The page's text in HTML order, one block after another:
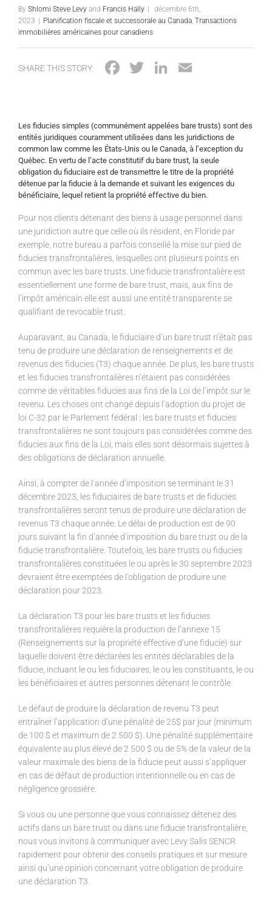
By Shlomi Steve Levy and Francis Hally
décembre 6th,
2023
Planification fiscale et successorale au Canada, Transactions
immobilières américaines pour canadiens
SHARE THIS STORY: Facebook
TwitterLinkedIn
Les fiducies simples (communément appelées bare trusts) sont des
entités juridiques couramment utilisées dans les juridictions de
common law comme les États-Unis ou le Canada, à l’exception du
Québec. En vertu de l’acte constitutif du bare trust, la seule
obligation du fiduciaire est de transmettre le titre de la propriété
détenue par la fiducie à la demande et suivant les exigences du
bénéficiaire, lequel retient la propriété effective du bien.
Pour nos clients détenant des biens à usage personnel dans
une juridiction autre que celle où ils résident, en Floride par
exemple, notre bureau a parfois conseillé la mise sur pied de
fiducies transfrontalières, lesquelles ont plusieurs points en
commun avec les bare trusts. Une fiducie transfrontalière est
essentiellement une forme de bare trust, mais, aux fins de
l’impôt américain elle est aussi une entité transparente se
qualifiant de revocable trust.
Auparavant, au Canada, le fiduciaire d’un bare trust n’était pas
tenu de produire une déclaration de renseignements et de
revenus des fiducies (T3) chaque année. De plus, les bare trusts
et les fiducies transfrontalières n’étaient pas considérées
comme de véritables fiducies aux fins de la Loi de l’impôt sur le
revenu. Les choses ont changé depuis l’adoption du projet de
loi C-32 par le Parlement fédéral : les bare trusts et fiducies
transfrontalières ne sont toujours pas considérées comme des
fiducies aux fins de la Loi, mais elles sont désormais sujettes à
des obligations de déclaration annuelle.
Ainsi, à compter de l’année d’imposition se terminant le 31
décembre 2023, les fiduciaires de bare trusts et de fiducies
transfrontalières seront tenus de produire une déclaration de
revenus T3 chaque année. Le délai de production est de 90
jours suivant la fin d’année d’imposition du bare trust ou de la
fiducie transfrontalière. Toutefois, les bare trusts ou fiducies
transfrontalières constituées le ou après le 30 septembre 2023
devraient être exemptées de l’obligation de produire une
déclaration pour 2023.
La déclaration T3 pour les bare trusts et les fiducies
transfrontalières requière la production de l’annexe 15
(Renseignements sur la propriété effective d’une fiducie) sur
laquelle doivent être déclarées les entités déclarables de la
fiducie, incluant le ou les fiduciaires, le ou les constituants, le ou
les bénéficiaires et autres personnes détenant le contrôle.
Le défaut de produire la déclaration de revenu T3 peut
entraîner l’application d’une pénalité de 25$ par jour (minimum
de 100 $ et maximum de 2 500 $). Une pénalité supplémentaire
équivalente au plus élevé de 2 500 $ ou de 5% de la valeur de la
valeur maximale des biens de la fiducie peut aussi s’appliquer
en cas de défaut de production intentionnelle ou en cas de
négligence grossière.
Si vous ou une personne que vous connaissez détenez des
actifs dans un bare trust ou dans une fiducie transfrontalière,
nous vous invitons à communiquer avec Levy Salis SENCR
rapidement pour obtenir des conseils pratiques et sur mesure
ainsi qu’une opinion concernant votre obligation de produire
une déclaration T3.